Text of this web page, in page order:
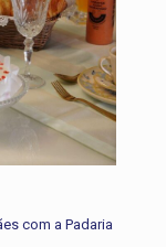
com a Padaria